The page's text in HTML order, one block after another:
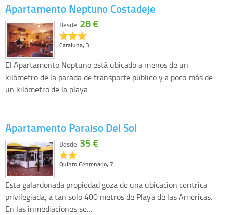
Apartamento Neptuno Costadeje
Cataluña, 3
Desde 28 €
El Apartamento Neptuno está ubicado a menos de un
kilómetro de la parada de transporte público y a poco más de
un kilómetro de la playa.
Apartamento Paraiso Del Sol
Quinto Centenario, 7
Desde 35 €
Esta galardonada propiedad goza de una ubicacion centrica
privilegiada, a tan solo 400 metros de Playa de las Americas.
En las inmediaciones se…